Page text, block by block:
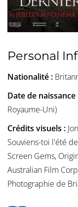
Personal
Nationalité :
Date de naissance
Royaume-Uni)
Crédits visuels :
Souviens-toi l'été
Screen Gems,
Australian Film
Photographie de